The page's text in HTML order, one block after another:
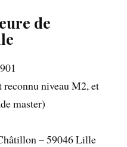
de
reconnu niveau M2, et
master)
– 59046 Lille